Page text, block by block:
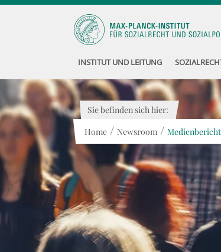
INSTITUT UND LEITUNG
Sie befinden sich hier:
Home / Newsroom /